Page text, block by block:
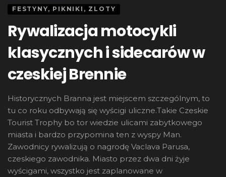
FESTYNY, PIKNIKI, ZLOTY
Rywalizacja motocykli
klasycznych i sidecarów w
czeskiej Brennie
Historycznych Branna jest miejscem szczególnym, to
tu co roku odbywają się wyścigi uliczne.Takie Czeskie
Tourist Trophy bo tor wiedzie ulicami zabytkowego
miasta i bardzo przypomina ten z wyspy Man.
Zawodnicy rywalizują o nagrodę Vaclava Parusa,
czeskiego zawodnika. Miasto przez dwa dni żyje
wyścigami, wszystko jest zaplanowane w